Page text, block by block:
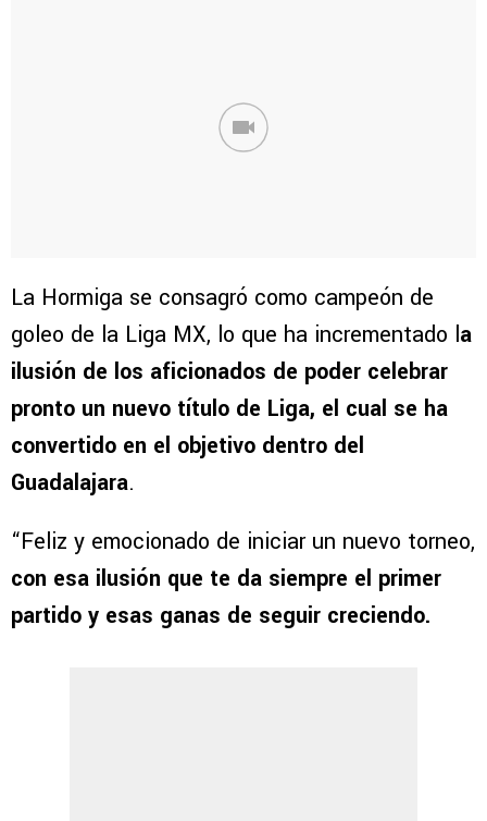
La Hormiga se consagró como campeón de
goleo de la Liga MX, lo que ha incrementado la
ilusión de los aficionados de poder celebrar
pronto un nuevo título de Liga, el cual se ha
convertido en el objetivo dentro del
Guadalajara.
“Feliz y emocionado de iniciar un nuevo torneo,
con esa ilusión que te da siempre el primer
partido y esas ganas de seguir creciendo.